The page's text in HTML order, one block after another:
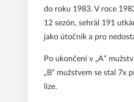
do roku 1983. V roce
12 sezón, sehrál 191
jako útočník a pro
Po ukončení v „A“
„B“ mužstvem se stal 7x
lize.